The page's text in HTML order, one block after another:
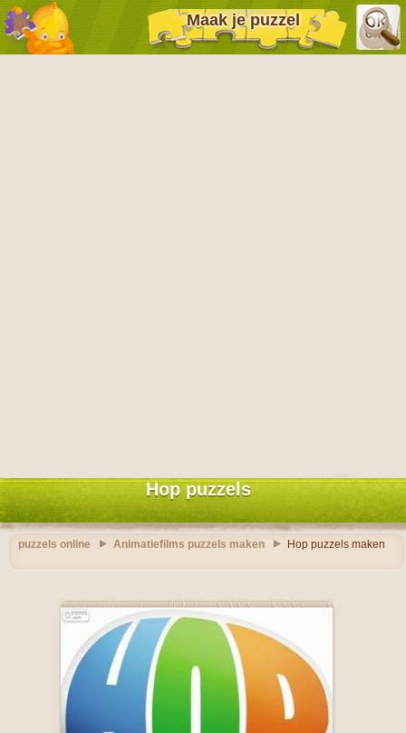
Maak je puzzel
Hop puzzels
puzzels online Animatiefilms puzzels maken Hop puzzels maken